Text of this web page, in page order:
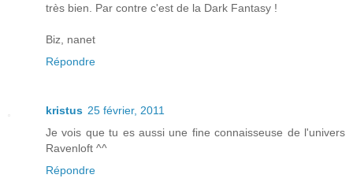
très bien. Par contre c'est de la Dark Fantasy !
Biz, nanet
Répondre
kristus 25 février, 2011
Je vois que tu es aussi une fine connaisseuse de l'univers
Ravenloft ^^
Répondre